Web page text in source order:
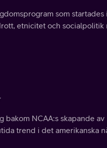
som
etnicitet och socialpolitik
bakom NCAA:s skapande
trend i det amerikanska